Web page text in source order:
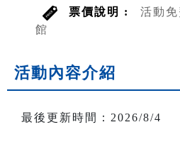
票價說明 :
活動
館
活動內容介紹
最後更新時間：2026/8/4